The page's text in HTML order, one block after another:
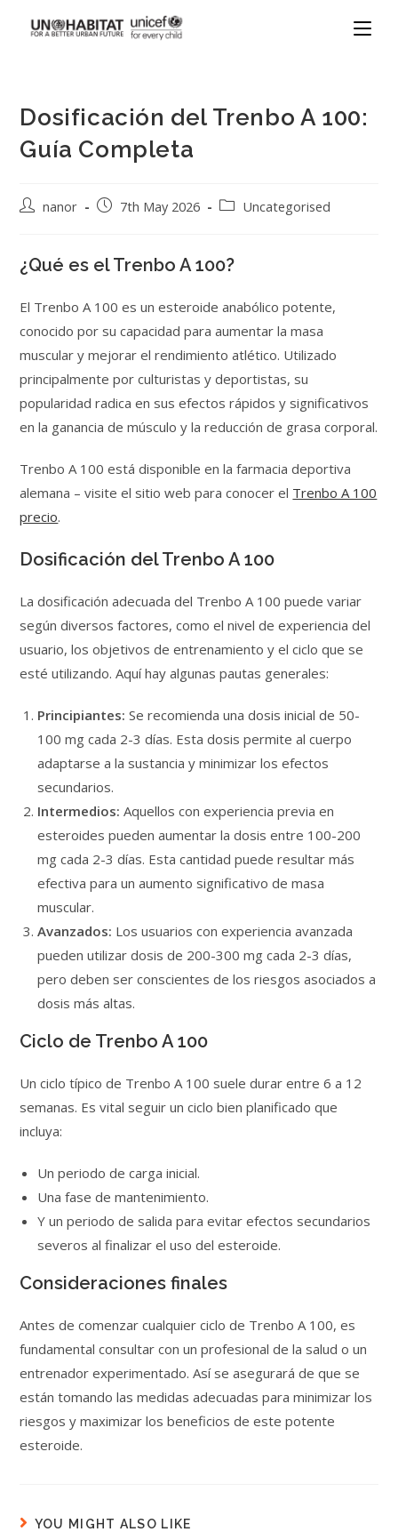
Dosificación del Trenbo A 100:
Guía Completa
nanor 7th May 2026 Uncategorised
¿Qué es el Trenbo A 100?
El Trenbo A 100 es un esteroide anabólico potente,
conocido por su capacidad para aumentar la masa
muscular y mejorar el rendimiento atlético. Utilizado
principalmente por culturistas y deportistas, su
popularidad radica en sus efectos rápidos y significativos
en la ganancia de músculo y la reducción de grasa corporal.
Trenbo A 100 está disponible en la farmacia deportiva
alemana – visite el sitio web para conocer el Trenbo A 100
precio.
Dosificación del Trenbo A 100
La dosificación adecuada del Trenbo A 100 puede variar
según diversos factores, como el nivel de experiencia del
usuario, los objetivos de entrenamiento y el ciclo que se
esté utilizando. Aquí hay algunas pautas generales:
Principiantes: Se recomienda una dosis inicial de 50-
100 mg cada 2-3 días. Esta dosis permite al cuerpo
adaptarse a la sustancia y minimizar los efectos
secundarios.
Intermedios: Aquellos con experiencia previa en
esteroides pueden aumentar la dosis entre 100-200
mg cada 2-3 días. Esta cantidad puede resultar más
efectiva para un aumento significativo de masa
muscular.
Avanzados: Los usuarios con experiencia avanzada
pueden utilizar dosis de 200-300 mg cada 2-3 días,
pero deben ser conscientes de los riesgos asociados a
dosis más altas.
Ciclo de Trenbo A 100
Un ciclo típico de Trenbo A 100 suele durar entre 6 a 12
semanas. Es vital seguir un ciclo bien planificado que
incluya:
Un periodo de carga inicial.
Una fase de mantenimiento.
Y un periodo de salida para evitar efectos secundarios
severos al finalizar el uso del esteroide.
Consideraciones finales
Antes de comenzar cualquier ciclo de Trenbo A 100, es
fundamental consultar con un profesional de la salud o un
entrenador experimentado. Así se asegurará de que se
están tomando las medidas adecuadas para minimizar los
riesgos y maximizar los beneficios de este potente
esteroide.
YOU MIGHT ALSO LIKE